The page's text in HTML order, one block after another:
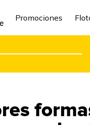
Promociones